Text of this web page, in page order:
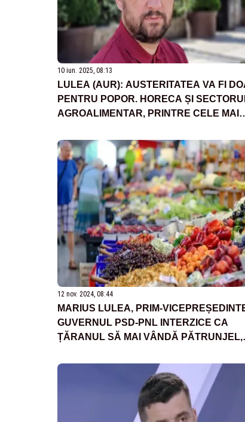
10 iun. 2025, 08:13
LULEA (AUR): AUSTERITATEA VA FI
PENTRU POPOR. HORECA ȘI
AGROALIMENTAR, PRINTRE CELE MAI
12 nov. 2024, 08:44
MARIUS LULEA, PRIM-
GUVERNUL PSD-PNL INTERZICE CA
ȚĂRANUL SĂ MAI VÂNDĂ PĂTRUNJEL,